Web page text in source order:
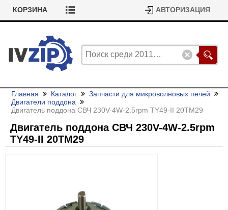
КОРЗИНА АВТОРИЗАЦИЯ
Главная Каталог
Запчасти для микроволновых печей
Двигатели поддона
Двигатель поддона СВЧ 230V-4W-2.5rpm TY49-II 20TM29
Двигатель поддона СВЧ 230V-4W-2.5rpm
TY49-II 20TM29